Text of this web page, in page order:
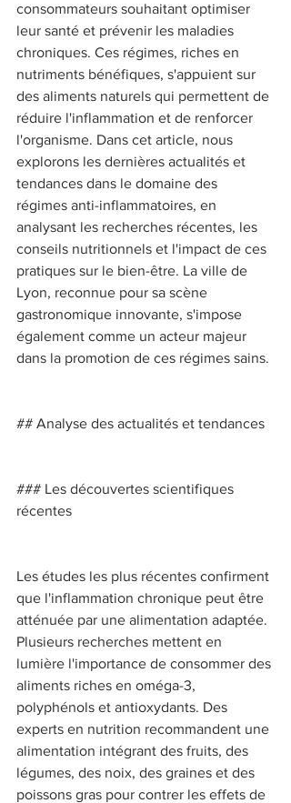
consommateurs souhaitant optimiser
leur santé et prévenir les maladies
chroniques. Ces régimes, riches en
nutriments bénéfiques, s'appuient sur
des aliments naturels qui permettent de
réduire l'inflammation et de renforcer
l'organisme. Dans cet article, nous
explorons les dernières actualités et
tendances dans le domaine des
régimes anti-inflammatoires, en
analysant les recherches récentes, les
conseils nutritionnels et l'impact de ces
pratiques sur le bien-être. La ville de
Lyon, reconnue pour sa scène
gastronomique innovante, s'impose
également comme un acteur majeur
dans la promotion de ces régimes sains.
## Analyse des actualités et tendances
### Les découvertes scientifiques
récentes
Les études les plus récentes confirment
que l'inflammation chronique peut être
atténuée par une alimentation adaptée.
Plusieurs recherches mettent en
lumière l'importance de consommer des
aliments riches en oméga-3,
polyphénols et antioxydants. Des
experts en nutrition recommandent une
alimentation intégrant des fruits, des
légumes, des noix, des graines et des
poissons gras pour contrer les effets de